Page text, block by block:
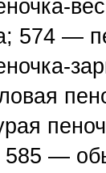
574 —
585 —